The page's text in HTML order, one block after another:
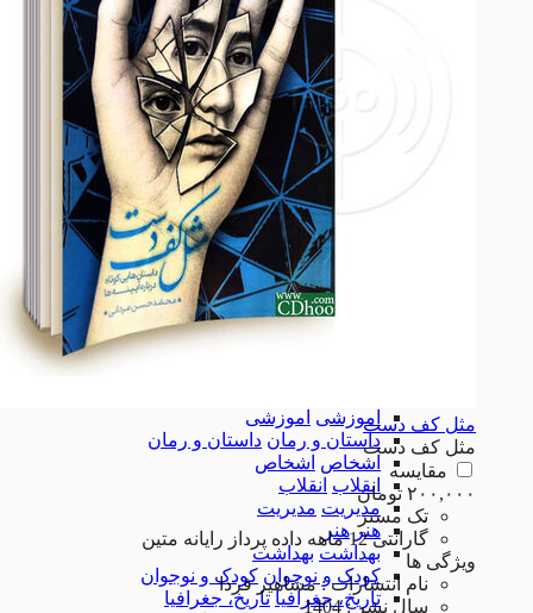
نرم افزار
مذهبی
ادبیات
خانه و خانواده خانه و خانواده
ازدواج
آموزشی آموزشی
داستان و رمان داستان و رمان
اشخاص اشخاص
انقلاب انقلاب
مدیریت مدیریت
هنر هنر
بهداشت بهداشت
کودک و نوجوان کودک و نوجوان
تاریخ، جغرافیا تاریخ، جغرافیا
مثل کف دست
مثل کف دست
مقایسه
۲۰۰,۰۰۰ تومان
تک مستر
گارانتی 12 ماهه داده پرداز رایانه متین
ویژگی ها
نام انتشارات : مشاهیر فردا
سال نشر : 1404